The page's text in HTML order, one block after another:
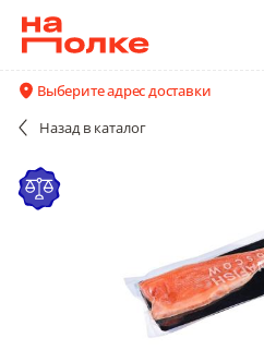
Выберите адрес доставки
Назад в каталог
Форель Navafish
картон